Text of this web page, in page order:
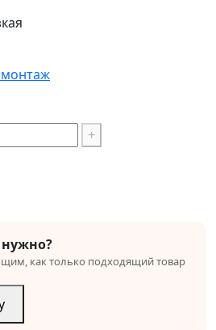
+
как только подходящий товар